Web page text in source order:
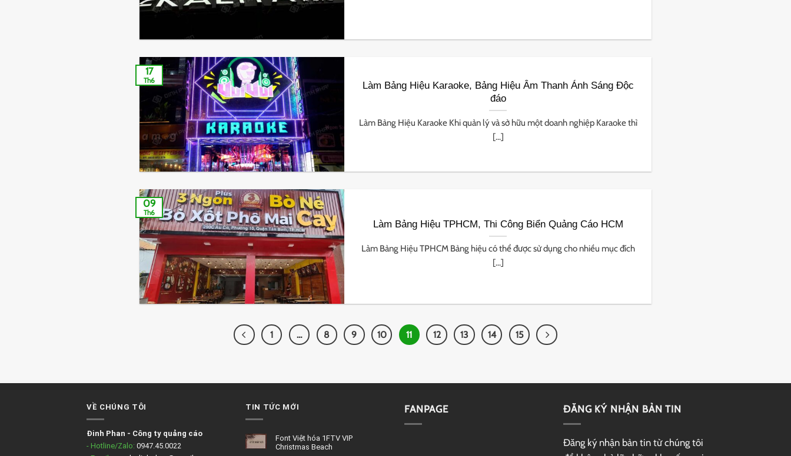
Làm Bảng Hiệu Karaoke, Bảng Hiệu Âm Thanh Ánh Sáng Độc
đáo
Làm Bảng Hiệu Karaoke Khi quản lý và sở hữu một doanh nghiệp Karaoke thì
[...]
17
Th6
Làm Bảng Hiệu TPHCM, Thi Công Biển Quảng Cáo HCM
Làm Bảng Hiệu TPHCM Bảng hiệu có thể được sử dụng cho nhiều mục đích
[...]
09
Th6
1 … 8 9 10 11 12 13 14 15
VỀ CHÚNG TÔI
Đinh Phan - Công ty quảng cáo
- Hotline/Zalo: 0947.45.0022
TIN TỨC MỚI
Font Việt hóa 1FTV VIP
Christmas Beach
FANPAGE ĐĂNG KÝ NHẬN BẢN TIN
Đăng ký nhận bản tin từ chúng tôi